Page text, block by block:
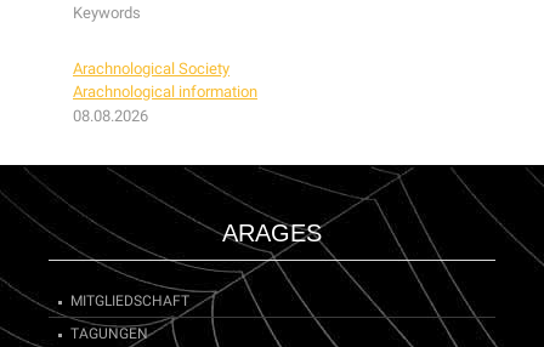
Keywords
Arachnological Society
Arachnological information
08.08.2026
ARAGES
MITGLIEDSCHAFT
TAGUNGEN